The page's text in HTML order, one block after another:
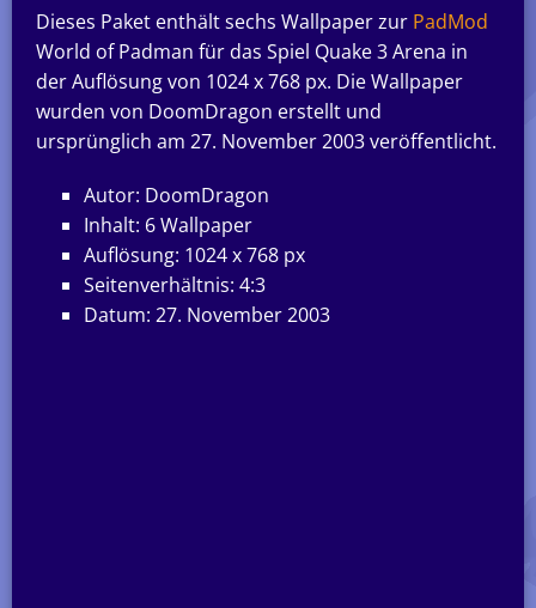
Dieses Paket enthält sechs Wallpaper zur PadMod
World of Padman für das Spiel Quake 3 Arena in
der Auflösung von 1024 x 768 px. Die Wallpaper
wurden von DoomDragon erstellt und
ursprünglich am 27. November 2003 veröffentlicht.
Autor: DoomDragon
Inhalt: 6 Wallpaper
Auflösung: 1024 x 768 px
Seitenverhältnis: 4:3
Datum: 27. November 2003